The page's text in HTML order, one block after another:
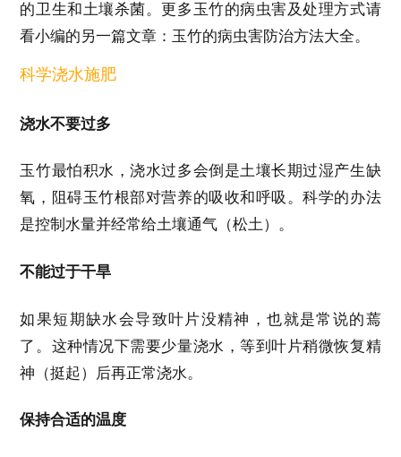
的卫生和土壤杀菌。更多玉竹的病虫害及处理方式请
看小编的另一篇文章：玉竹的病虫害防治方法大全。
科学浇水施肥
浇水不要过多
玉竹最怕积水，浇水过多会倒是土壤长期过湿产生缺
氧，阻碍玉竹根部对营养的吸收和呼吸。科学的办法
是控制水量并经常给土壤通气（松土）。
不能过于干旱
如果短期缺水会导致叶片没精神，也就是常说的蔫
了。这种情况下需要少量浇水，等到叶片稍微恢复精
神（挺起）后再正常浇水。
保持合适的温度